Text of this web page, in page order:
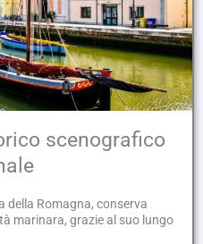
scenografico
della Romagna, conserva
marinara, grazie al suo lungo